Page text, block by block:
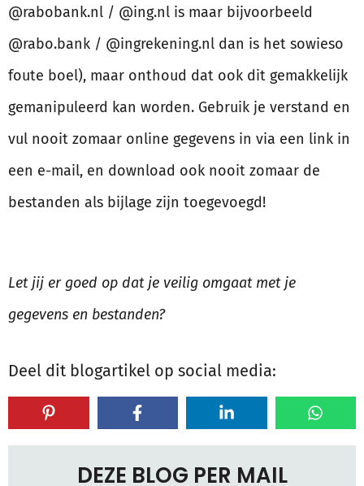
@rabobank.nl / @ing.nl is maar bijvoorbeeld
@rabo.bank / @ingrekening.nl dan is het sowieso
foute boel), maar onthoud dat ook dit gemakkelijk
gemanipuleerd kan worden. Gebruik je verstand en
vul nooit zomaar online gegevens in via een link in
een e-mail, en download ook nooit zomaar de
bestanden als bijlage zijn toegevoegd!
Let jij er goed op dat je veilig omgaat met je
gegevens en bestanden?
Deel dit blogartikel op social media:
DEZE BLOG PER MAIL